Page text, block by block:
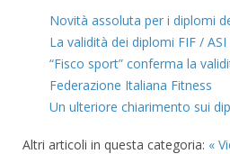
Novità assoluta per i diplomi
La validità dei diplomi FIF / ASI
“Fisco sport” conferma la
Federazione Italiana Fitness
Un ulteriore chiarimento sui
Altri articoli in questa categoria: «